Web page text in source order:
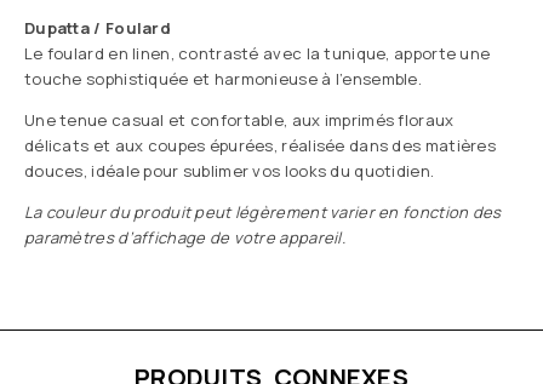
Dupatta / Foulard
Le foulard en linen, contrasté avec la tunique, apporte une
touche sophistiquée et harmonieuse à l’ensemble.
Une tenue casual et confortable, aux imprimés floraux
délicats et aux coupes épurées, réalisée dans des matières
douces, idéale pour sublimer vos looks du quotidien.
La couleur du produit peut légèrement varier en fonction des
paramètres d’affichage de votre appareil.